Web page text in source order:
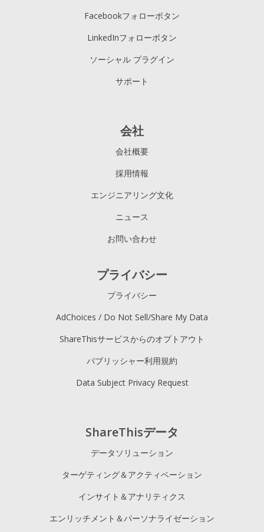
Facebookフォローボタン
LinkedInフォローボタン
ソーシャル プラグイン
サポート
ShareThisデータ
データソリューション
ターゲティング＆アクティベーション
インサイト＆アナリティクス
エンリッチメント＆パーソナライゼーション
会社
会社概要
採用情報
エンジニアリング文化
ニュース
お問い合わせ
プライバシー
プライバシー
AdChoices / Do Not Sell/Share My Data
ShareThisサービスからのオプトアウト
パブリッシャー利用規約
Data Subject Privacy Request